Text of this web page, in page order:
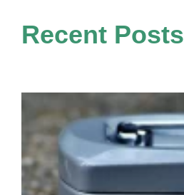
Recent Posts